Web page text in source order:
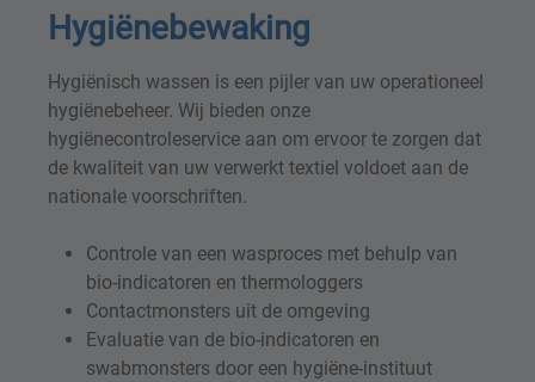
Hygiënebewaking
Hygiënisch wassen is een pijler van uw operationeel
hygiënebeheer. Wij bieden onze
hygiënecontroleservice aan om ervoor te zorgen dat
de kwaliteit van uw verwerkt textiel voldoet aan de
nationale voorschriften.
Controle van een wasproces met behulp van
bio-indicatoren en thermologgers
Contactmonsters uit de omgeving
Evaluatie van de bio-indicatoren en
swabmonsters door een hygiëne-instituut